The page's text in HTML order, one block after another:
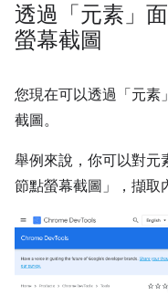
透過「元素」
螢幕截圖
您現在可以透過「元素
截圖。
舉例來說，你可以對元
節點螢幕截圖」
，擷取